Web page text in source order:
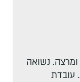
נשואה
עובדת